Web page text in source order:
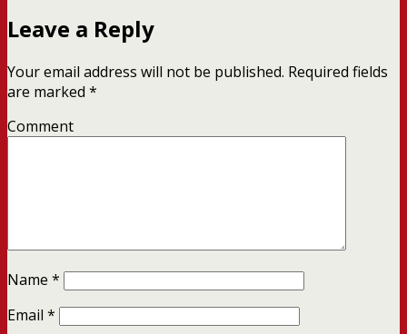
Leave a Reply
Your email address will not be published. Required fields
are marked *
Comment
Name *
Email *